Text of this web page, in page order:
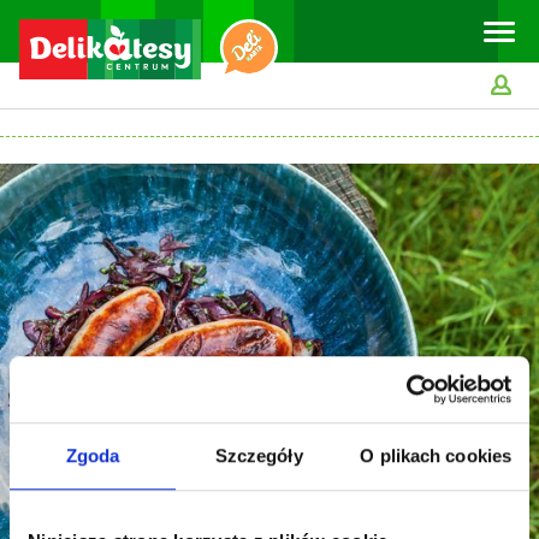
Zgoda Szczegóły O plikach cookies
Toggle